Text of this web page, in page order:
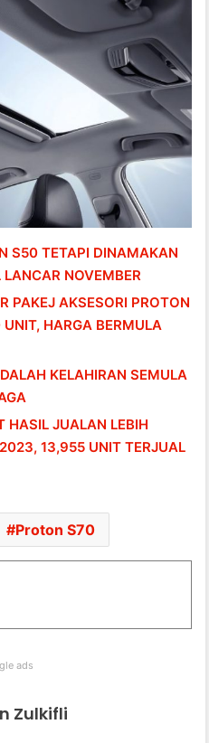
S50 TETAPI DINAMAKAN
NOVEMBER
PAKEJ AKSESORI PROTON
HARGA BERMULA
KELAHIRAN SEMULA
HASIL JUALAN LEBIH
13,955 UNIT TERJUAL
Proton S70
ads
Zulkifli